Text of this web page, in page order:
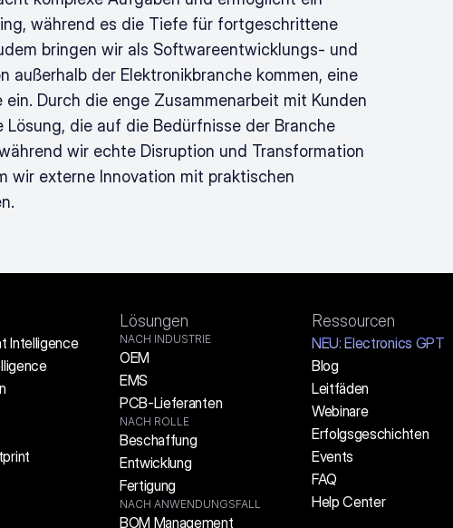
während es die Tiefe für fortgeschrittene
bringen wir als Softwareentwicklungs- und
außerhalb der Elektronikbranche kommen, eine
ein. Durch die enge Zusammenarbeit mit Kunden
Lösung, die auf die Bedürfnisse der Branche
wir echte Disruption und Transformation
wir externe Innovation mit praktischen
Intelligence
Lösungen
NACH INDUSTRIE
OEM
EMS
PCB-Lieferanten
NACH ROLLE
Beschaffung
Entwicklung
Fertigung
NACH ANWENDUNGSFALL
BOM Management
Ressourcen
NEU: Electronics GPT
Blog
Leitfäden
Webinare
Erfolgsgeschichten
Events
FAQ
Help Center